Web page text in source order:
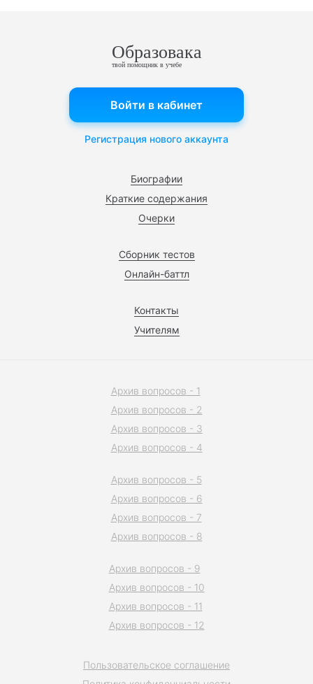
Образовака
твой помощник в учебе
Биографии
Краткие содержания
Очерки
Сборник тестов
Онлайн-баттл
Контакты
Учителям
Войти в кабинет
Регистрация нового аккаунта
Пользовательское соглашение
Архив вопросов - 1
Архив вопросов - 2
Архив вопросов - 3
Архив вопросов - 4
Архив вопросов - 5
Архив вопросов - 6
Архив вопросов - 7
Архив вопросов - 8
Архив вопросов - 9
Архив вопросов - 10
Архив вопросов - 11
Архив вопросов - 12